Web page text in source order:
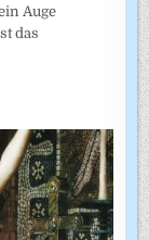
Auge
das